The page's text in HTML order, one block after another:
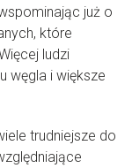
już o
które
ludzi
węgla i większe
trudniejsze do